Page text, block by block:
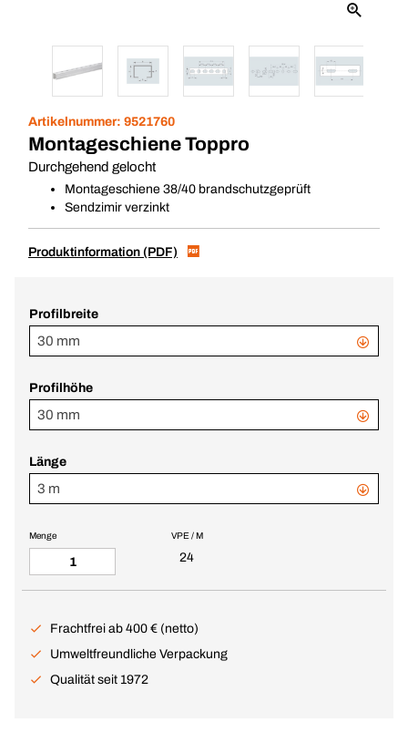
Artikelnummer: 9521760
Montageschiene Toppro
Durchgehend gelocht
Montageschiene 38/40 brandschutzgeprüft
Sendzimir verzinkt
Produktinformation (PDF)
Profilbreite
30 mm
Profilhöhe
30 mm
Länge
3 m
VPE / M
24
Menge
Frachtfrei ab 400 € (netto)
Umweltfreundliche Verpackung
Qualität seit 1972